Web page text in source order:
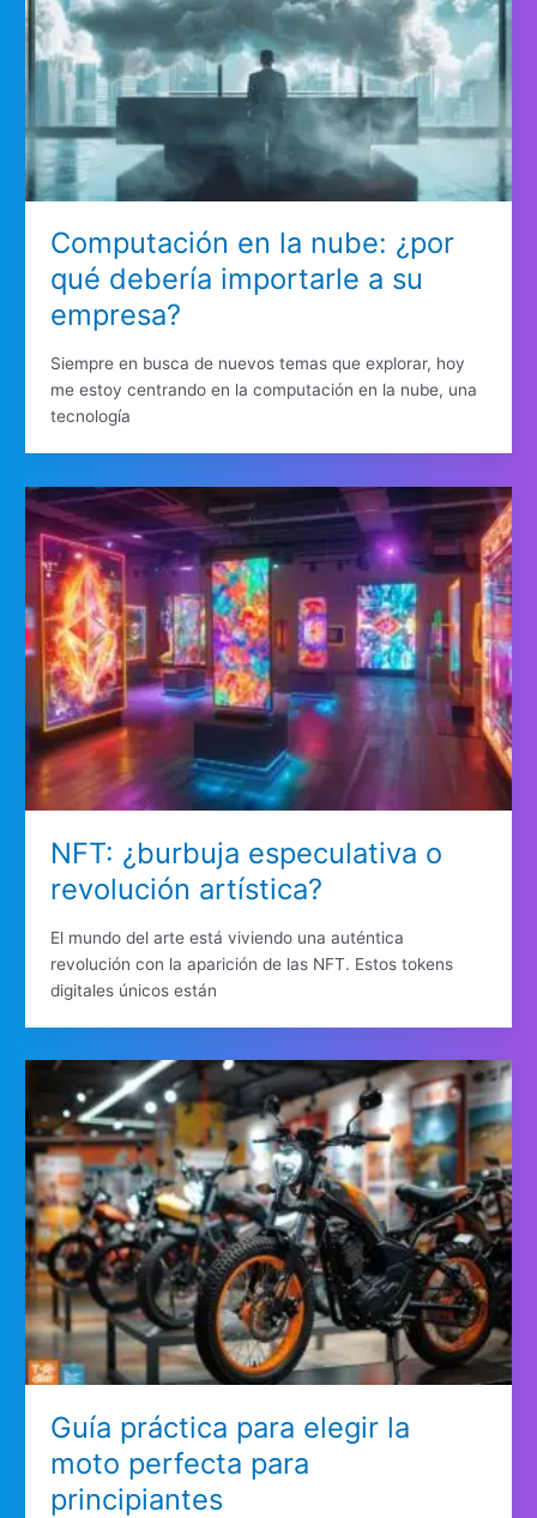
Computación en la nube: ¿por
qué debería importarle a su
empresa?
Siempre en busca de nuevos temas que explorar, hoy
me estoy centrando en la computación en la nube, una
tecnología
NFT: ¿burbuja especulativa o
revolución artística?
El mundo del arte está viviendo una auténtica
revolución con la aparición de las NFT. Estos tokens
digitales únicos están
Guía práctica para elegir la
moto perfecta para
principiantes